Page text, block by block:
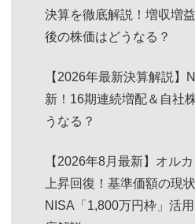
決算を徹底解説！増収増
後の株価はどうなる？
【2026年最新決算解説】
新！16期連続増配＆自社
うなる？
【2026年8月最新】オル
上昇回復！基準価額の現
NISA「1,800万円枠」活